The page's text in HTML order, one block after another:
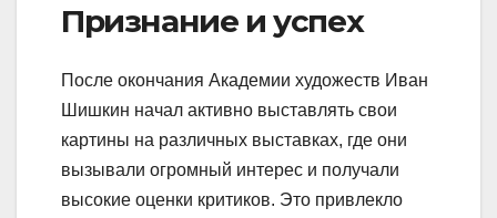
Признание и успех
После окончания Академии художеств Иван
Шишкин начал активно выставлять свои
картины на различных выставках, где они
вызывали огромный интерес и получали
высокие оценки критиков. Это привлекло